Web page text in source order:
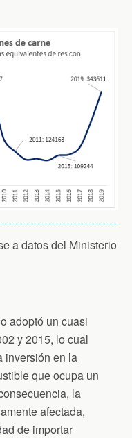
a datos del Ministerio
adoptó un cuasi
y 2015, lo cual
inversión en la
que ocupa un
la
afectada,
de importar